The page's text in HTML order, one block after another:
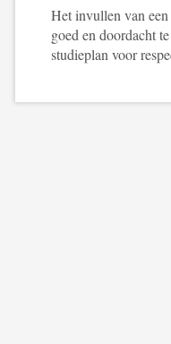
Het invullen van een
goed en doordacht
studieplan voor